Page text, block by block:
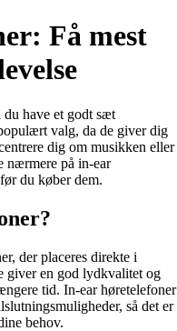
Få mest
du have et godt sæt
valg, da de giver dig
dig om musikken eller
nærmere på in-ear
du køber dem.
der placeres direkte i
giver en god lydkvalitet og
tid. In-ear høretelefoner
så det er
behov.